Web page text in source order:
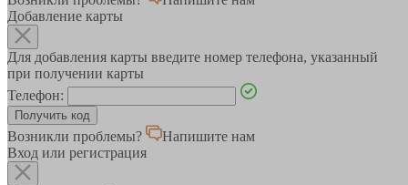
Добавление карты
Для добавления карты введите номер телефона, указанный
при получении карты
Телефон:
Возникли проблемы?
Напишите нам
Вход или регистрация